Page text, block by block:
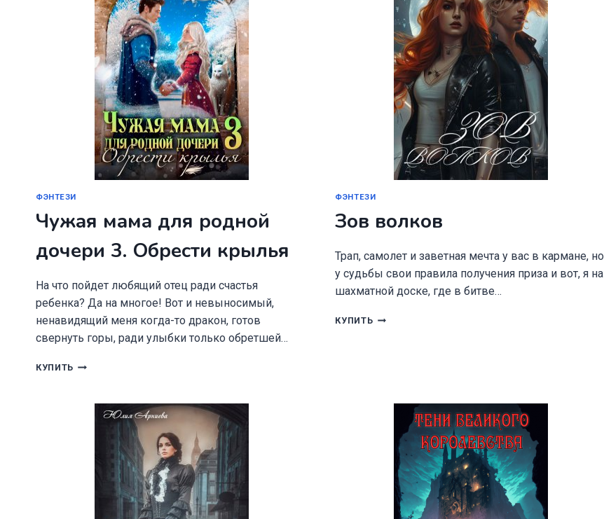
ФЭНТЕЗИ
Чужая мама для родной
дочери 3. Обрести крылья
На что пойдет любящий отец ради счастья
ребенка? Да на многое! Вот и невыносимый,
ненавидящий меня когда-то дракон, готов
свернуть горы, ради улыбки только обретшей…
КУПИТЬ ЧУЖАЯ
РОДНОЙ
ДОЧЕРИ
КРЫЛЬЯ
ФЭНТЕЗИ
Зов волков
Трап, самолет и заветная мечта у вас в кармане, но
у судьбы свои правила получения приза и вот, я на
шахматной доске, где в битве…
КУПИТЬ ЗОВ